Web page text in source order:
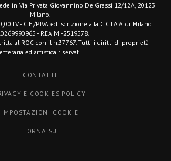
in Via Privata Giovannino De Grassi 12/12A, 20123
Milano.
I.V. - C.F./P.IVA ed iscrizione alla C.C.I.A.A. di Milano
- REA MI-2519578.
al ROC con il n.37767. Tutti i diritti di proprietà
ed artistica riservati.
CONTATTI
E COOKIES POLICY
IMPOSTAZIONI COOKIE
TORNA SU